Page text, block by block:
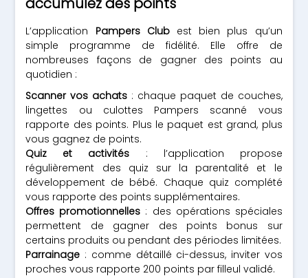
L’application Pampers Clubest bien plus qu’un
simple programme de fidélité. Elle offre de
nombreuses façons de gagner des points au
quotidien :
Scanner vos achats : chaque paquet de couches,
lingettes ou culottes Pampers scanné vous
rapporte des points. Plus le paquet est grand, plus
vous gagnez de points.
Quiz et activités : l’application propose
régulièrement des quiz sur la parentalité et le
développement de bébé. Chaque quiz complété
vous rapporte des points supplémentaires.
Offres promotionnelles : des opérations spéciales
permettent de gagner des points bonus sur
certains produits ou pendant des périodes limitées.
Parrainage : comme détaillé ci-dessus, inviter vos
proches vous rapporte 200 points par filleul validé.